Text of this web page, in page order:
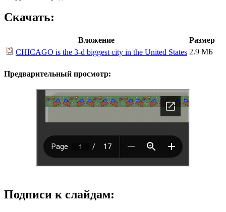
Скачать:
Вложение
Размер
CHICAGO is the 3-d biggest city in the United States 2.9 МБ
Предварительный просмотр:
Подписи к слайдам: